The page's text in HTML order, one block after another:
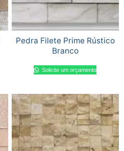
Pedra Filete Prime Rústico
Branco
Solicite um orçamento